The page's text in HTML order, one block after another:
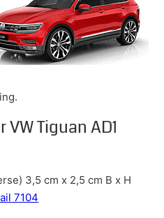
Tiguan AD1
3,5 cm x 2,5 cm B x H
7104